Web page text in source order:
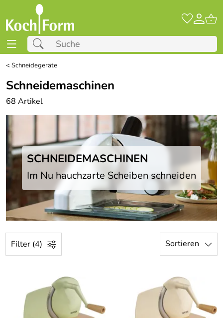
<Schneidegeräte
Schneidemaschinen
68 Artikel
SCHNEIDEMASCHINEN
Im Nu hauchzarte Scheiben schneiden
Filter (4) Sortieren